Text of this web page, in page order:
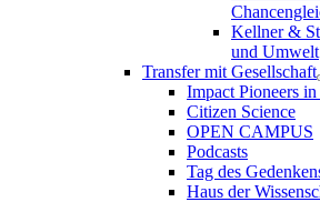
Kellner &
und Umwelt
Transfer mit Gesellschaft
Impact Pioneers
Citizen Science
OPEN CAMPUS
Podcasts
Tag des
Haus der